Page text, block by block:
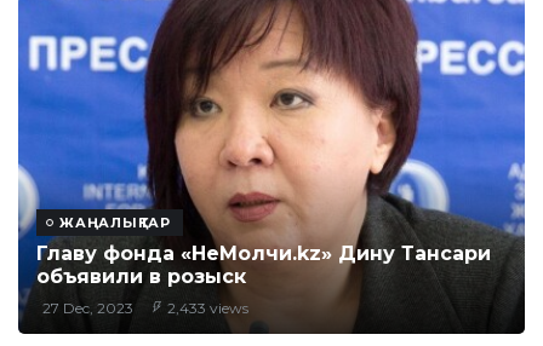
ЖАҢАЛЫҚТАР
Главу фонда «НеМолчи.kz» Дину Тансари
объявили в розыск
27 Dec, 2023 2,433 views